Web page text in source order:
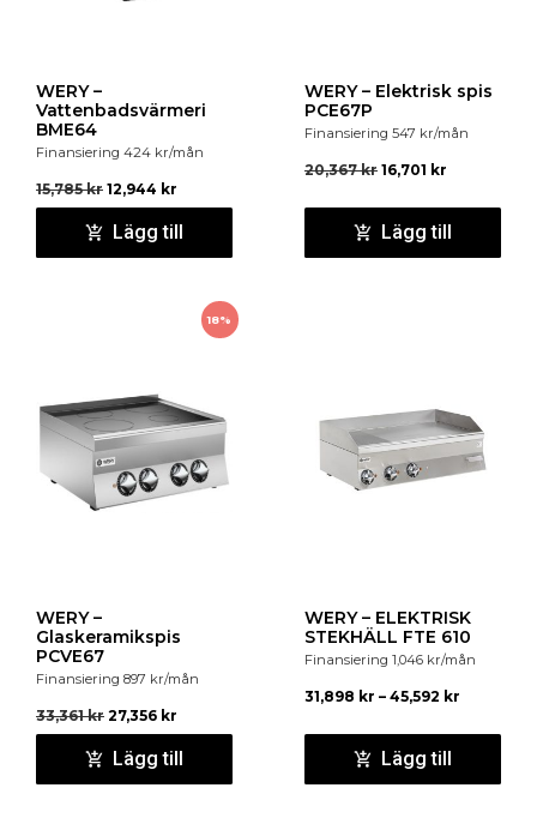
sidoavslutning med rundade hörn, överhylla. Alla 70-
WERY –
Vattenbadsvärmeri
BME64
Finansiering 424 kr/mån
15,785kr 12,944 kr
Lägg till
WERY – Elektrisk spis
PCE67P
Finansiering 547 kr/mån
20,367kr 16,701 kr
Lägg till
18%
WERY –
Glaskeramikspis
PCVE67
Finansiering 897 kr/mån
33,361kr 27,356 kr
Lägg till
WERY – ELEKTRISK
STEKHÄLL FTE 610
Finansiering 1,046 kr/mån
31,898 kr – 45,592 kr
Lägg till